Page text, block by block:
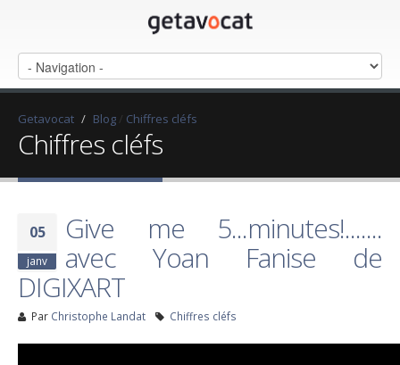
Getavocat / Blog / Chiffres cléfs
Chiffres cléfs
05
janv
Give me 5...minutes!.......
avec Yoan Fanise de
DIGIXART
Par Christophe Landat Chiffres cléfs